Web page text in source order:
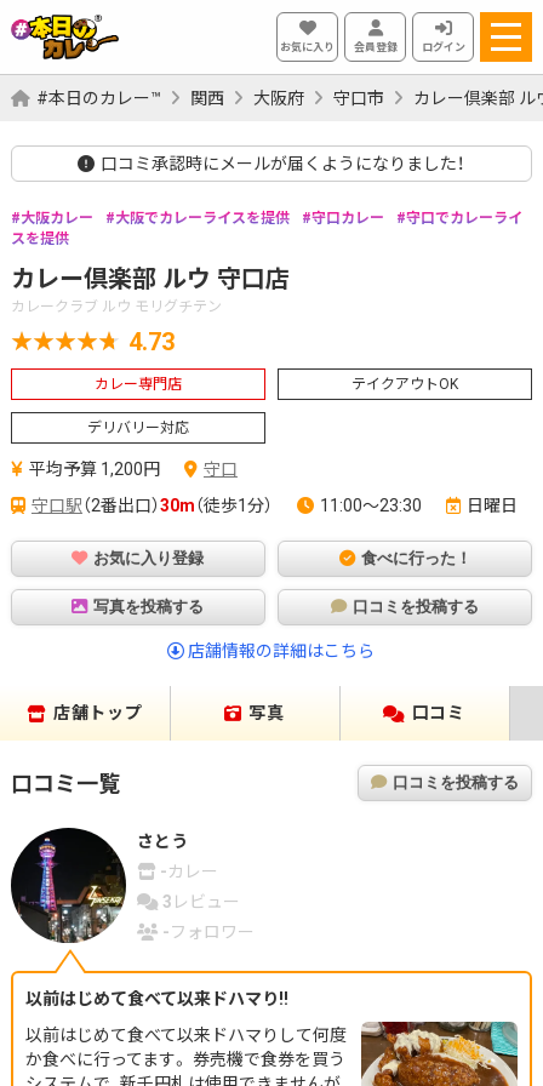
お気に入り 会員登録 ログイン
#本日のカレー™ 関西 大阪府 守口市 カレー倶楽部 ル
口コミ承認時にメールが届くようになりました！
大阪カレー 大阪でカレーライスを提供 守口カレー
守口でカレーライ
スを提供
カレー倶楽部 ルウ 守口店
カレークラブ ルウ モリグチテン
4.73
カレー専門店 テイクアウトOK
デリバリー対応
平均予算 1,200円
守口
守口駅（2番出口）30m（徒歩1分） 11:00～23:30 日曜日
お気に入り登録 食べに行った！
写真を投稿する 口コミを投稿する
店舗情報の詳細はこちら
店舗トップ 写真 口コミ
口コミ一覧 口コミを投稿する
さとう
-カレー
3 レビュー
-フォロワー
以前はじめて食べて以来ドハマり!!
以前はじめて食べて以来ドハマりして何度
か食べに行ってます。 券売機で食券を買う